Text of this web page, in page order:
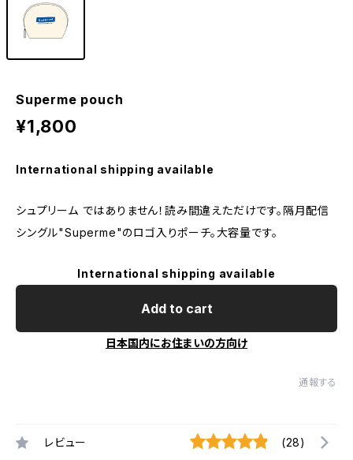
Superme pouch
¥1,800
International shipping available
シュプリーム ではありません！読み間違えただけです。隔月配信
シングル"Superme"のロゴ入りポーチ。大容量です。
International shipping available
Add to cart
日本国内にお住まいの方向け
通報する
レビュー (28)